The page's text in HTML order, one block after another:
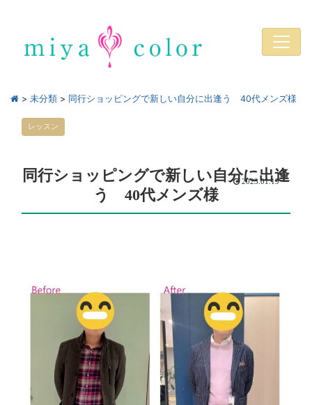
> 未分類 > 同行ショッピングで新しい自分に出逢う 40代メンズ様
レッスン
同行ショッピングで新しい自分に出逢
う 40代メンズ様
2023.01.19